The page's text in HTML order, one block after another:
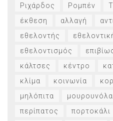
Ριχάρδος
Ρομπέν
έκθεση
αλλαγή
εθελοντής
εθελοντισμός
κάλτσες
κέντρο
κλίμα
κοινωνία
μηλόπιτα
περίπατος
πορτοκάλι